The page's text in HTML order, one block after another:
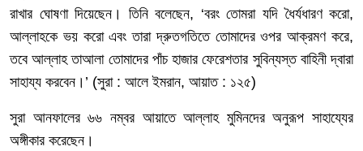
রাখার ঘোষণা দিয়েছেন। তিনি বলেছেন, ‘বরং তোমরা যদি ধৈর্যধারণ করো,
আল্লাহকে ভয় করো এবং তারা দ্রুতগতিতে তোমাদের ওপর আক্রমণ করে,
তবে আল্লাহ তাআলা তোমাদের পাঁচ হাজার ফেরেশতার সুবিন্যস্ত বাহিনী দ্বারা
সাহায্য করবেন। ’ (সুরা: আলে ইমরান, আয়াত: ১২৫)
সুরা আনফালের ৬৬ নম্বর আয়াতে আল্লাহ মুমিনদের অনুরূপ সাহায্যের
অঙ্গীকার করেছেন।